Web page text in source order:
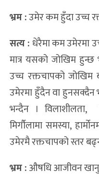
भ्रम :उमेर कम हुँदा उच्च
सत्य : धेरैमा कम उमेरमा
मात्र यसको जोखिम
उच्च रक्तचापको
उमेरमा हुँदैन वा हुनसक्दैन
भन्दैन ।
मिर्गौलामा समस्या,
उमेरमै रक्तचापको स्तर
भ्रम :औषधि आजीवन